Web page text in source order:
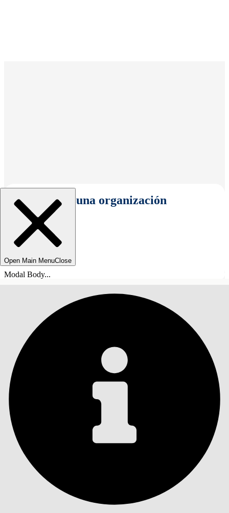
Seleccionar una organización
Open Main MenuClose
Modal Body...
Índice de materias
ÍNDICE DE MATERIAS
Buscar